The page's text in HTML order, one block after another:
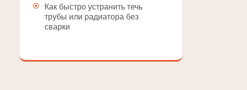
Как быстро устранить течь
трубы или радиатора без
сварки